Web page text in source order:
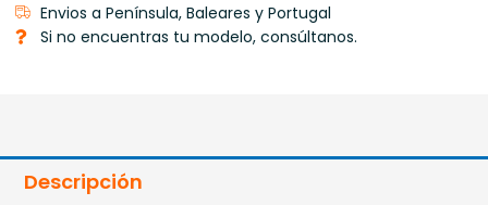
Envios a Península, Baleares y Portugal
Si no encuentras tu modelo, consúltanos.
Descripción